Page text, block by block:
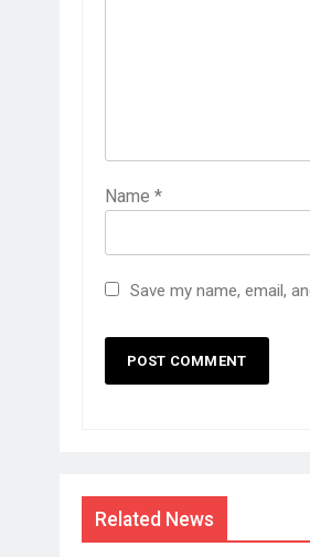
Name *
Save my name, email,
Related News